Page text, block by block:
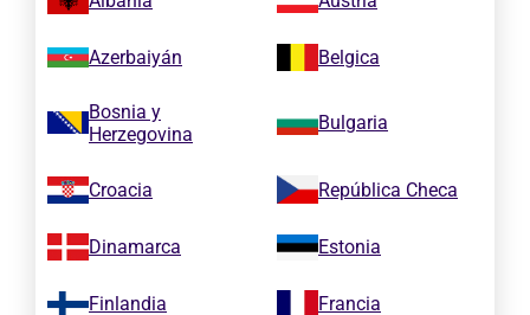
Azerbaiyán Belgica
Bosnia y
Herzegovina
Bulgaria
Croacia República Checa
Dinamarca Estonia
Finlandia Francia